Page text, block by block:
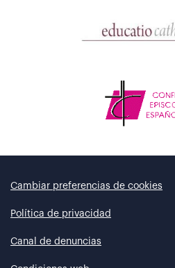
Cambiar preferencias de cookies
Política de privacidad
Canal de denuncias